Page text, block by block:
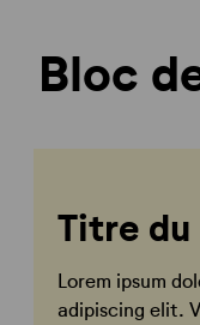
Bloc
Titre
Lorem ipsum
adipiscing elit.